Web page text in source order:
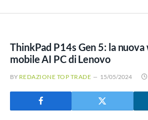
ThinkPad P14s Gen 5: la
mobile AI PC di Lenovo
BY REDAZIONE TOP TRADE 15/05/2024